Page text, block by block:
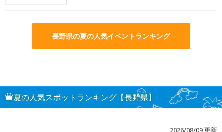
長野県の夏の人気イベントランキング
夏の人気スポットランキング【長野県】
2026/08/09 更新